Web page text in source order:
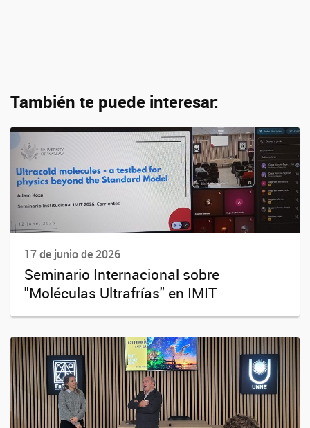
También te puede interesar:
17 de junio de 2026
Seminario Internacional sobre
"Moléculas Ultrafrías" en IMIT